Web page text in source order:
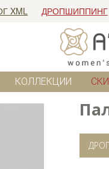
XML ДРОПШИППИНГ
КОЛЛЕКЦИИ